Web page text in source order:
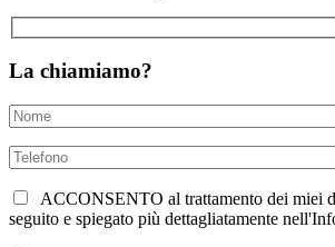
La chiamiamo?
ACCONSENTO al trattamento dei miei
seguito e spiegato più dettagliatamente